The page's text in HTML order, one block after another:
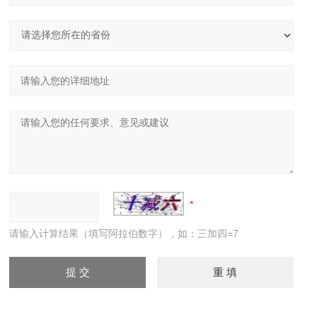
请输入计算结果（填写阿拉伯数字），如：三加四=7